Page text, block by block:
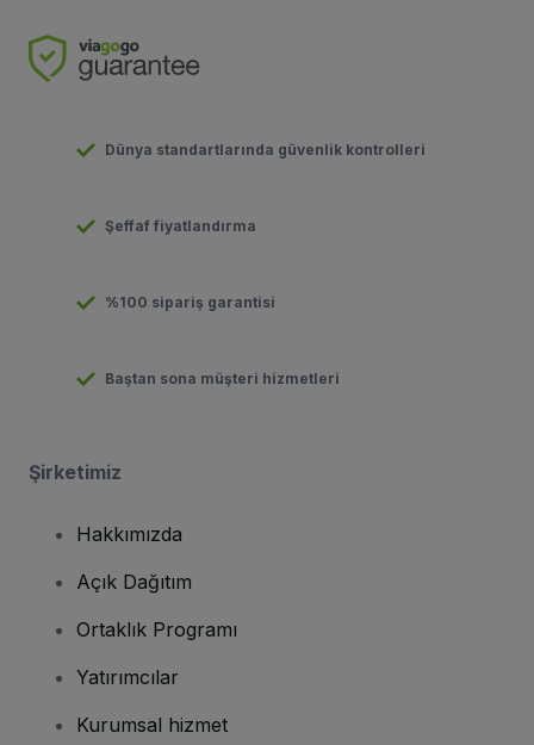
Dünya standartlarında güvenlik kontrolleri
Şeffaf fiyatlandırma
%100 sipariş garantisi
Baştan sona müşteri hizmetleri
Şirketimiz
Hakkımızda
Açık Dağıtım
Ortaklık Programı
Yatırımcılar
Kurumsal hizmet